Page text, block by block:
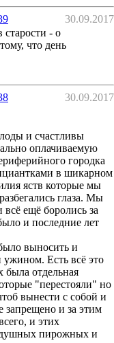
30.09.2017
- о
что день
30.09.2017
и счастливы
оплачиваемую
городка
в шикарном
яств которые мы
глаза. Мы
ещё боролись за
и последние лет
выносить и
ужином. Есть всё это
была отдельная
"перестояли" но
вынести с собой и
и за этим
и этих
пирожных и